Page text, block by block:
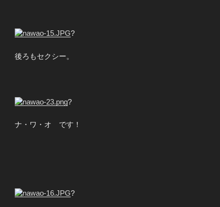
?
後ろもセクシー。
?
ナ・ワ・オ です！
?